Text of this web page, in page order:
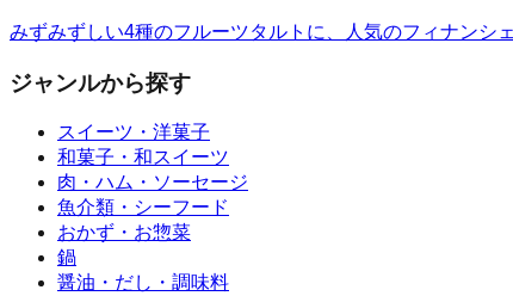
みずみずしい4種のフルーツタルトに、人気のフィナンシ
ジャンルから探す
スイーツ・洋菓子
和菓子・和スイーツ
肉・ハム・ソーセージ
魚介類・シーフード
おかず・お惣菜
鍋
醤油・だし・調味料